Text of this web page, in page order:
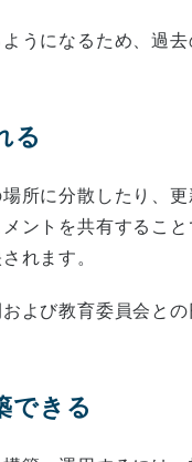
うになるため、過
る
所に分散したり、
ントを共有するこ
れます。
よび教育委員会と
できる